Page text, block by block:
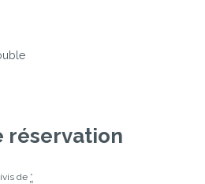
réservation
de *